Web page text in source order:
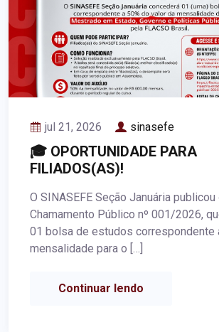
jul 21, 2026 sinasefe
🎓 OPORTUNIDADE PARA
FILIADOS(AS)!
O SINASEFE Seção Januária
Chamamento Público nº 001/2026,
01 bolsa de estudos correspondente
mensalidade para o […]
Continuar lendo